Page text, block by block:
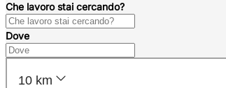
Che lavoro stai cercando?
Dove
10 km